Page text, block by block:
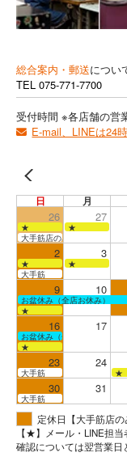
総合案内・郵送につい
TEL 075-771-7700
受付時間 ※各店舗の営
E-mail、LINEは24
日 月
26 27
★ ★
大手筋店のみ営業
2 3
★ ★
大手筋
9 10
お盆休み（全店お休み）
★
16 17
お盆休み（全店お休み）
★
23 24
大手筋 ★
30 31
大手筋
定休日【
【★】メール・LINE担
確認については翌営業日